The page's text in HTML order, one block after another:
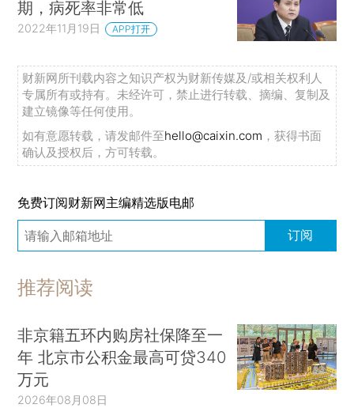
期，病死率非常低
2022年11月19日 APP打开
财新网所刊载内容之知识产权为财新传媒及/或相关权利人
专属所有或持有。未经许可，禁止进行转载、摘编、复制及
建立镜像等任何使用。
如有意愿转载，请发邮件至hello@caixin.com ，获得书面
确认及授权后，方可转载。
免费订阅财新网主编精选版电邮
订阅
推荐阅读
非京籍五环内购房社保降至一
年 北京市公积金最高可贷340
万元
2026年08月08日